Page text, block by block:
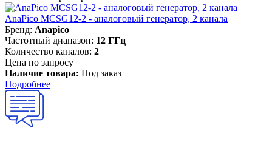
AnaPico MCSG12-2 - аналоговый генератор, 2 канала
Бренд: Anapico
Частотный диапазон: 12 ГГц
Количество каналов: 2
Цена по запросу
Наличие товара: Под заказ
Подробнее